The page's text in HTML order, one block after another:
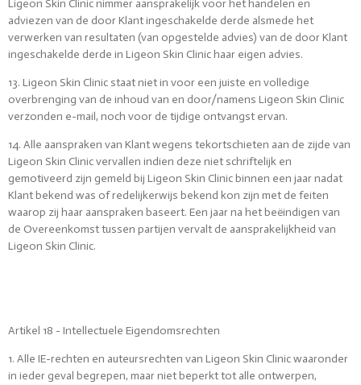
Ligeon Skin Clinic nimmer aansprakelijk voor het handelen en
adviezen van de door Klant ingeschakelde derde alsmede het
verwerken van resultaten (van opgestelde advies) van de door Klant
ingeschakelde derde in Ligeon Skin Clinic haar eigen advies.
13. Ligeon Skin Clinic staat niet in voor een juiste en volledige
overbrenging van de inhoud van en door/namens Ligeon Skin Clinic
verzonden e-mail, noch voor de tijdige ontvangst ervan.
14. Alle aanspraken van Klant wegens tekortschieten aan de zijde van
Ligeon Skin Clinic vervallen indien deze niet schriftelijk en
gemotiveerd zijn gemeld bij Ligeon Skin Clinic binnen een jaar nadat
Klant bekend was of redelijkerwijs bekend kon zijn met de feiten
waarop zij haar aanspraken baseert. Een jaar na het beëindigen van
de Overeenkomst tussen partijen vervalt de aansprakelijkheid van
Ligeon Skin Clinic.
Artikel 18 - Intellectuele Eigendomsrechten
1. Alle IE-rechten en auteursrechten van Ligeon Skin Clinic waaronder
in ieder geval begrepen, maar niet beperkt tot alle ontwerpen,